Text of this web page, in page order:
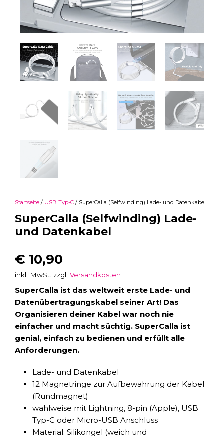
Startseite / USB Typ-C / SuperCalla (Selfwinding) Lade- und Datenkabel
SuperCalla (Selfwinding) Lade-
und Datenkabel
€ 10,90
inkl. MwSt. zzgl. Versandkosten
SuperCalla ist das weltweit erste Lade- und
Datenübertragungskabel seiner Art! Das
Organisieren deiner Kabel war noch nie
einfacher und macht süchtig. SuperCalla ist
genial, einfach zu bedienen und erfüllt alle
Anforderungen.
Lade- und Datenkabel
12 Magnetringe zur Aufbewahrung der Kabel
(Rundmagnet)
wahlweise mit Lightning, 8-pin (Apple), USB
Typ-C oder Micro-USB Anschluss
Material: Silikongel (weich und